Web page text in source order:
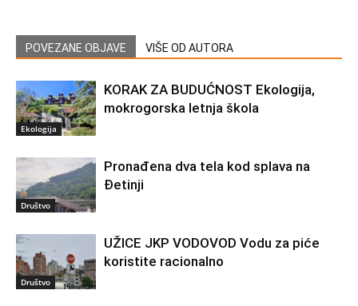
POVEZANE OBJAVE VIŠE OD AUTORA
Ekologija
KORAK ZA BUDUĆNOST Ekologija,
mokrogorska letnja škola
Društvo
Pronađena dva tela kod splava na
Đetinji
Društvo
UŽICE JKP VODOVOD Vodu za piće
koristite racionalno